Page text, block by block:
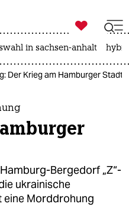

taz zahl ich
in sachsen-anhalt
Der Krieg am Hamburger
Bergedorf „Z“-
ukrainische
eine Morddrohung